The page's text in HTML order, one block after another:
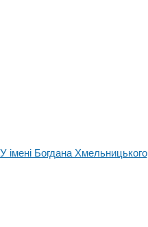
імені Богдана Хмельницького